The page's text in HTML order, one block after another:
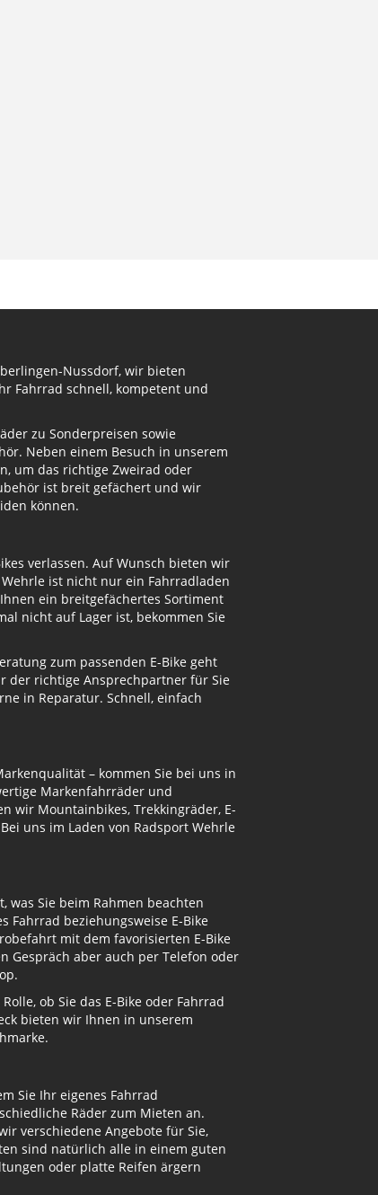
Nussdorf, wir bieten
Fahrrad schnell, kompetent und
zu Sonderpreisen sowie
Neben einem Besuch in unserem
um das richtige Zweirad oder
ist breit gefächert und wir
können.
verlassen. Auf Wunsch bieten wir
ist nicht nur ein Fahrradladen
ein breitgefächertes Sortiment
nicht auf Lager ist, bekommen Sie
zum passenden E-Bike geht
der richtige Ansprechpartner für Sie
in Reparatur. Schnell, einfach
– kommen Sie bei uns in
Markenfahrräder und
wir Mountainbikes, Trekkingräder, E-
uns im Laden von Radsport Wehrle
was Sie beim Rahmen beachten
Fahrrad beziehungsweise E-Bike
mit dem favorisierten E-Bike
Gespräch aber auch per Telefon oder
ob Sie das E-Bike oder Fahrrad
bieten wir Ihnen in unserem
Sie Ihr eigenes Fahrrad
Räder zum Mieten an.
verschiedene Angebote für Sie,
sind natürlich alle in einem guten
oder platte Reifen ärgern